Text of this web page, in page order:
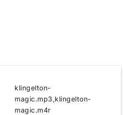
klingelton-
magic.mp3,klingelton-
magic.m4r